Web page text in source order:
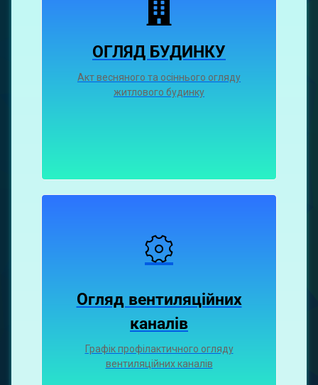
ОГЛЯД БУДИНКУ
Акт весняного та осіннього огляду
житлового будинку
Огляд вентиляційних
каналiв
Графiк профiлактичного огляду
вентиляцiйних каналiв